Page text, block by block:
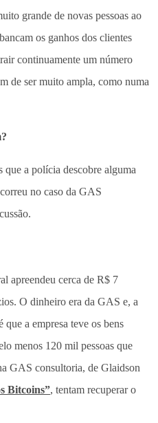
grande de novas pessoas ao
os ganhos dos clientes
continuamente um número
de ser muito ampla, como numa
que a polícia descobre alguma
no caso da GAS
apreendeu cerca de R$ 7
O dinheiro era da GAS e, a
a empresa teve os bens
menos 120 mil pessoas que
GAS consultoria, de Glaidson
Bitcoins”, tentam recuperar o